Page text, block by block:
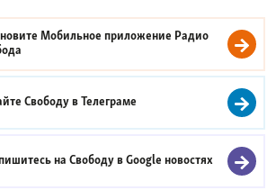
Мобильное приложение Радио
Свободу вТелеграме
на Свободу вGoogle новостях